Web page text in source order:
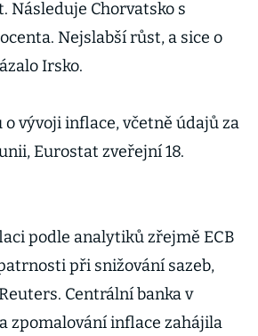
Následuje Chorvatsko s
Nejslabší růst, a sice o
Irsko.
o vývoji inflace, včetně údajů za
Eurostat zveřejní 18.
podle analytiků zřejmě ECB
při snižování sazeb,
Centrální banka v
zpomalování inflace zahájila